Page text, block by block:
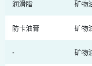
润滑脂 矿物
防卡油膏 矿物
- 矿物